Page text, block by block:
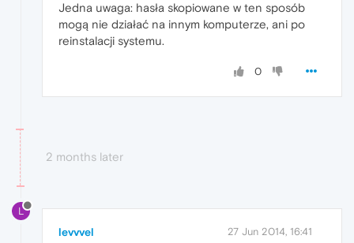
Jedna uwaga: hasła skopiowane w ten sposób
mogą nie działać na innym komputerze, ani po
reinstalacji systemu.
0
2 months later
L
levvvel 27 Jun 2014, 16:41